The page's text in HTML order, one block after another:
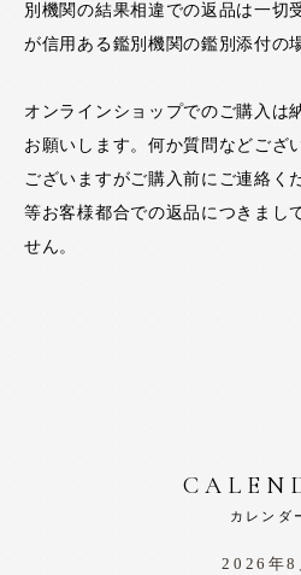
別機関の結果相違での返品は一
が信用ある鑑別機関の鑑別添付の
オンラインショップでのご購入は
お願いします。何か質問などござ
ございますがご購入前にご連絡く
等お客様都合での返品につきまし
せん。
カレンダ
2026年8